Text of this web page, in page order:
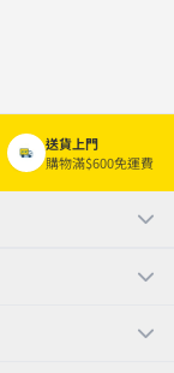
送貨上門
購物滿$600免運費